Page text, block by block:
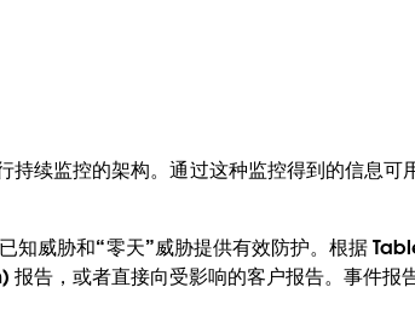
续监控的架构。通过这种监控得到的信息可
威胁和“零天”威胁提供有效防护。根据
，或者直接向受影响的客户报告。事件报